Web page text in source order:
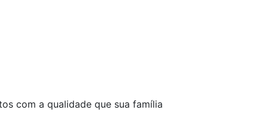
com a qualidade que sua família